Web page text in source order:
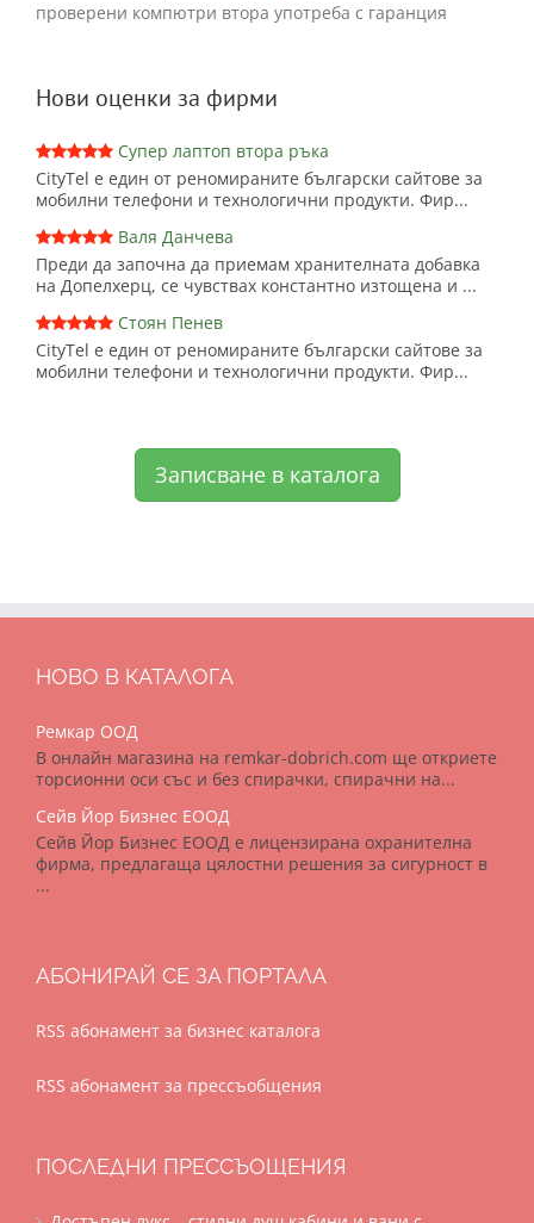
проверени компютри втора употреба с гаранция
Нови оценки за фирми
Супер лаптоп втора ръка
CityTel е един от реномираните български сайтове за
мобилни телефони и технологични продукти. Фир...
Валя Данчева
Преди да започна да приемам хранителната добавка
на Допелхерц, се чувствах константно изтощена и ...
Стоян Пенев
CityTel е един от реномираните български сайтове за
мобилни телефони и технологични продукти. Фир...
Записване в каталога
НОВО В КАТАЛОГА
Ремкар ООД
В онлайн магазина на remkar-dobrich.com ще откриете
торсионни оси със и без спирачки, спирачни на...
Сейв Йор Бизнес ЕООД
Сейв Йор Бизнес ЕООД е лицензирана охранителна
фирма, предлагаща цялостни решения за сигурност в
...
АБОНИРАЙ СЕ ЗА ПОРТАЛА
RSS абонамент за бизнес каталога
RSS абонамент за прессъобщения
ПОСЛЕДНИ ПРЕССЪОЩЕНИЯ